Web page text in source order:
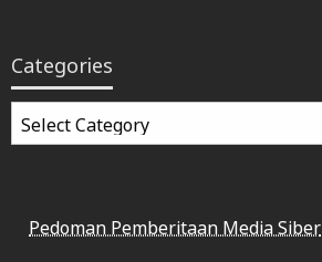
Categories
Categories
Pedoman Pemberitaan Media Siber